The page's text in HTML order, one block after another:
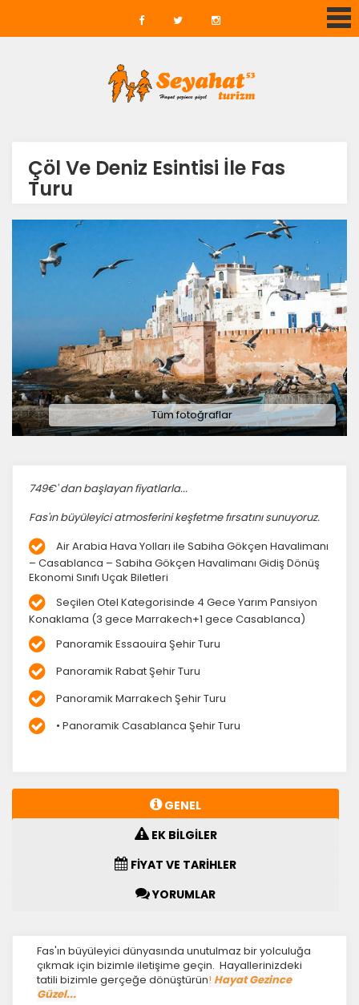
Çöl Ve Deniz Esintisi İle Fas
Turu
Tüm fotoğraflar
749€' dan başlayan fiyatlarla...
Fas'ın büyüleyici atmosferini keşfetme fırsatını sunuyoruz.
Air Arabia Hava Yolları ile Sabiha Gökçen Havalimanı
– Casablanca – Sabiha Gökçen Havalimanı Gidiş Dönüş
Ekonomi Sınıfı Uçak Biletleri
Seçilen Otel Kategorisinde 4 Gece Yarım Pansiyon
Konaklama (3 gece Marrakech+1 gece Casablanca)
Panoramik Essaouira Şehir Turu
Panoramik Rabat Şehir Turu
Panoramik Marrakech Şehir Turu
• Panoramik Casablanca Şehir Turu
GENEL
EK BİLGİLER
FİYAT VE TARİHLER
YORUMLAR
Fas'ın büyüleyici dünyasında unutulmaz bir yolculuğa
çıkmak için bizimle iletişime geçin. Hayallerinizdeki
tatili bizimle gerçeğe dönüştürün! Hayat Gezince
Güzel...